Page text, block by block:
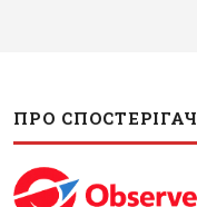
ПРО СПОСТЕРІГАЧ